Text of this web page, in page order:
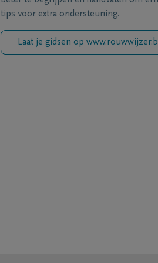
tips voor extra ondersteuning.
Laat je gidsen op